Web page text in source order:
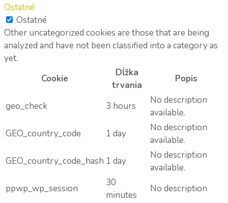
Ostatné
Ostatné
Other uncategorized cookies are those that are being
analyzed and have not been classified into a category as
yet.
Cookie
Dĺžka
trvania
Popis
geo_check 3 hours
No description
available.
GEO_country_code
1 day
No description
available.
GEO_country_code_hash 1 day
No description
available.
ppwp_wp_session
30
minutes
No description